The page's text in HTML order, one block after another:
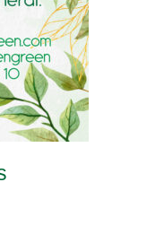
de
producto